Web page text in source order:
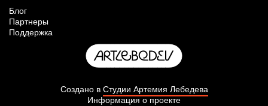
Блог
Партнеры
Поддержка
Создано в Студии Артемия Лебедева
Информация о проекте